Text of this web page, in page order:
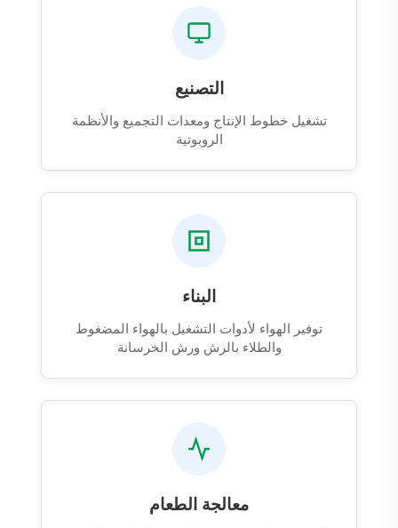
التصنيع
تشغيل خطوط الإنتاج ومعدات التجميع والأنظمة
الروبوتية
البناء
توفير الهواء لأدوات التشغيل بالهواء المضغوط
والطلاء بالرش ورش الخرسانة
معالجة الطعام